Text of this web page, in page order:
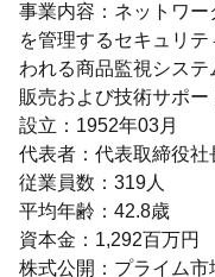
事業内容：ネットワ
を管理するセキュリ
われる商品監視シス
販売および技術サポー
設立：1952年03月
代表者：代表取締役社
従業員数：319人
平均年齢：42.8歳
資本金：1,292百万円
株式公開：プライム市